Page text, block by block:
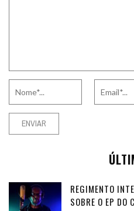
REGIMENTO
SOBRE O EP DO